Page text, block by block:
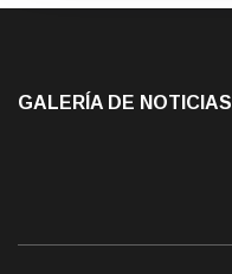
GALERÍA DE NOTICIAS